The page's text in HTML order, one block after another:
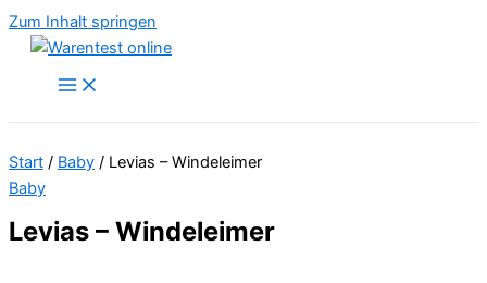
Zum Inhalt springen
Start / Baby / Levias – Windeleimer
Baby
Levias – Windeleimer